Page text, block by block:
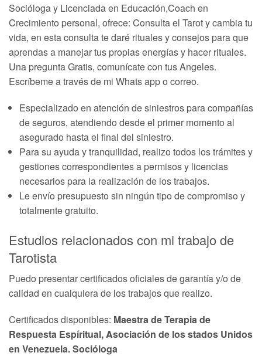
Socióloga y Licenciada en Educación,Coach en
Crecimiento personal, ofrece: Consulta el Tarot y cambia tu
vida, en esta consulta te daré rituales y consejos para que
aprendas a manejar tus propias energías y hacer rituales.
Una pregunta Gratis, comunícate con tus Angeles.
Escríbeme a través de mi Whats app o correo.
Especializado en atención de siniestros para compañías
de seguros, atendiendo desde el primer momento al
asegurado hasta el final del siniestro.
Para su ayuda y tranquilidad, realizo todos los trámites y
gestiones correspondientes a permisos y licencias
necesarios para la realización de los trabajos.
Le envío presupuesto sin ningún tipo de compromiso y
totalmente gratuito.
Estudios relacionados con mi trabajo de
Tarotista
Puedo presentar certificados oficiales de garantía y/o de
calidad en cualquiera de los trabajos que realizo.
Certificados disponibles: Maestra de Terapia de
Respuesta Espíritual, Asociación de los stados Unidos
en Venezuela. Socióloga